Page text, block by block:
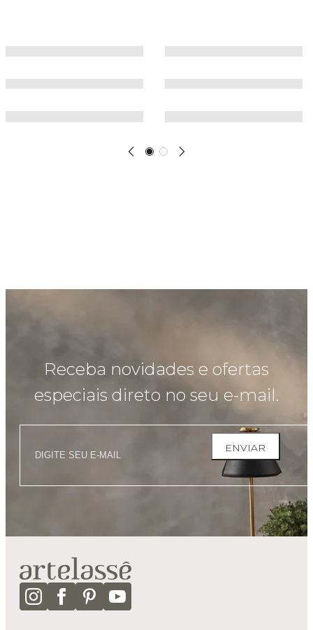
Receba novidades e ofertas
especiais direto no seu e-mail.
ENVIAR